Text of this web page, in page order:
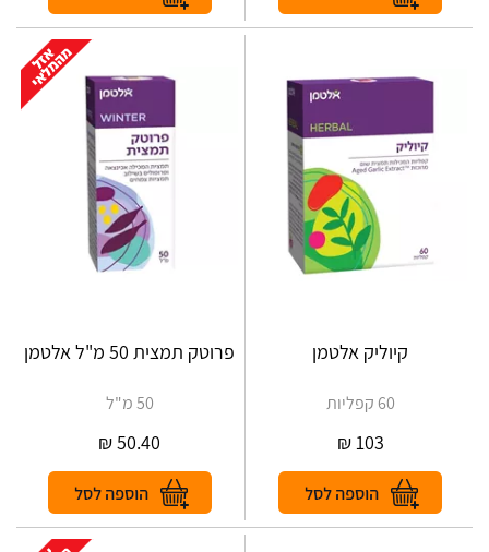
קיוליק אלטמן
60 קפליות
103
₪
פרוטק תמצית 50 מ"ל אלטמן
50 מ"ל
50.40
₪